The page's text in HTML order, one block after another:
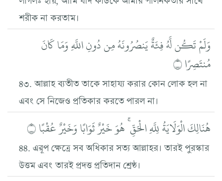
শরীক না করতাম।
وَلَمْ تَكُن لَّهُ فِئَةٌ يَنصُرُونَهُ مِن دُونِ اللَّهِ وَمَا كَانَ
مُنتَصِرًا ۝
৪৩. আল্লাহ ব্যতীত তাকে সাহায্য করার কোন লোক হল না
এবং সে নিজেও প্রতিকার করতে পারল না।
هُنَالِكَ الْوَلَايَةُ لِلَّهِ الْحَقِّ ۚ هُوَ خَيْرٌ ثَوَابًا وَخَيْرٌ عُقْبًا ۝
৪৪. এরূপ ক্ষেত্রে সব অধিকার সত্য আল্লাহর। তারই পুরস্কার
উত্তম এবং তারই প্রদত্ত প্রতিদান শ্রেষ্ঠ।